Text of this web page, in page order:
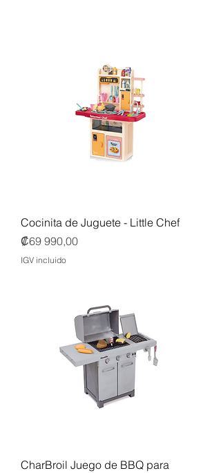
Cocinita de Juguete - Little Chef
Precio
₡69 990,00
IGV incluido
CharBroil Juego de BBQ para